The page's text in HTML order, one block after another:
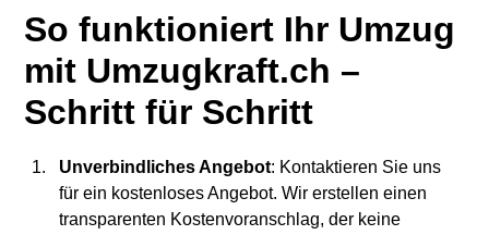
So funktioniert Ihr Umzug
mit Umzugkraft.ch –
Schritt für Schritt
Unverbindliches Angebot: Kontaktieren Sie uns
für ein kostenloses Angebot. Wir erstellen einen
transparenten Kostenvoranschlag, der keine